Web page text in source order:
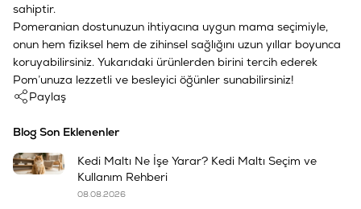
sahiptir.
Pomeranian dostunuzun ihtiyacına uygun mama seçimiyle,
onun hem fiziksel hem de zihinsel sağlığını uzun yıllar boyunca
koruyabilirsiniz. Yukarıdaki ürünlerden birini tercih ederek
Pom’unuza lezzetli ve besleyici öğünler sunabilirsiniz!
Paylaş
Blog Son Eklenenler
Kedi Maltı Ne İşe Yarar? Kedi Maltı Seçim ve
Kullanım Rehberi
08.08.2026